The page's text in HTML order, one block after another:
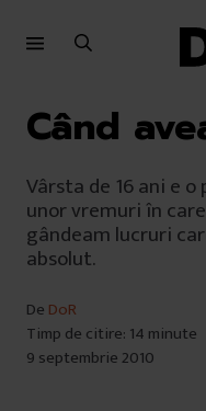
Când
Vârsta de 16 ani e
unor vremuri în
gândeam lucruri
absolut.
De DoR
Timp de citire: 14 minute
9 septembrie 2010